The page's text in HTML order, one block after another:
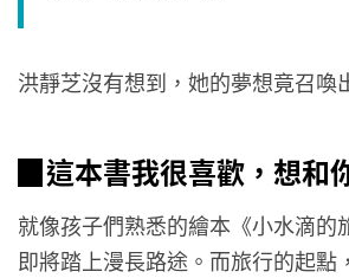
洪靜芝沒有想到，她的夢想竟召喚
▉這本書我很喜歡，想和
就像孩子們熟悉的繪本《小水滴的
即將踏上漫長路途。而旅行的起點